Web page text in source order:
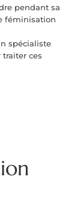
pendant sa
féminisation
spécialiste
ces